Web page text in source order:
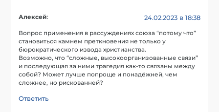
Алексей: 24.02.2023 в 18:38
Вопрос применения в рассуждениях союза “потому что”
становиться камнем преткновения не только у
бюрократического извода христианства.
Возможно, что “сложные, высокоорганизованные связи”
и последующая за ними трагедия как-то связаны между
собой? Может лучше попроще и понадёжней, чем
сложнее, но рискованней?
Ответить